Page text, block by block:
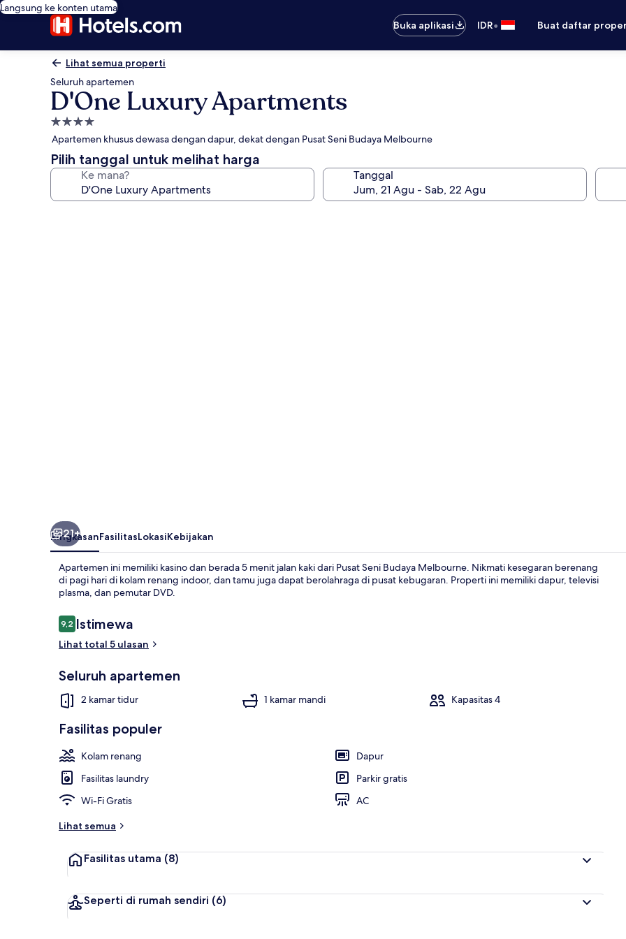
Langsung ke konten utama
Buka aplikasi
IDR• Buat daftar
Lihat semua properti
Seluruh apartemen
D'One Luxury Apartments
Properti
bintang
4.0
Apartemen khusus dewasa dengan dapur, dekat dengan Pusat Seni Budaya Melbourne
Pilih tanggal untuk melihat harga
Ke mana? Tanggal
21+
RingkasanFasilitasLokasiKebijakan
Apartemen ini memiliki kasino dan berada 5 menit jalan kaki dari Pusat Seni Budaya Melbourne. Nikmati kesegaran berenang
di pagi hari di kolam renang indoor, dan tamu juga dapat berolahraga di pusat kebugaran. Properti ini memiliki dapur, televisi
plasma, dan pemutar DVD.
Ulasan
9,29,2 dari 10
Istimewa
Lihat total 5 ulasan
Seluruh apartemen
2 kamar tidur 1 kamar mandi Kapasitas 4
Fasilitas populer
Kolam renang
Dapur
Fasilitas laundry
Parkir gratis
Wi-Fi Gratis
AC
Lihat semua
Fasilitas utama (8)
Seperti di rumah sendiri (6)